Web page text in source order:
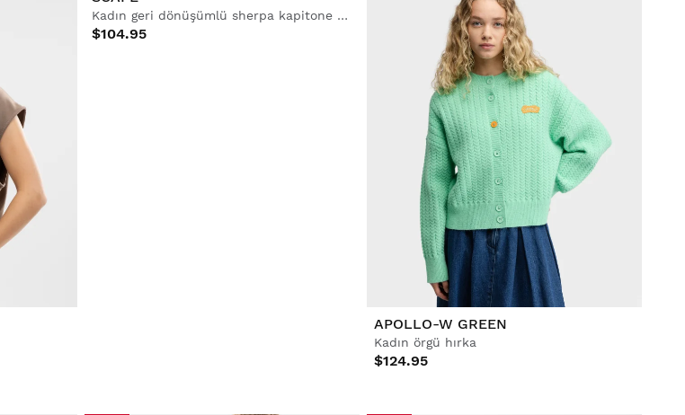
APOLLO-W GREEN
Kadın örgü hırka
$124.95